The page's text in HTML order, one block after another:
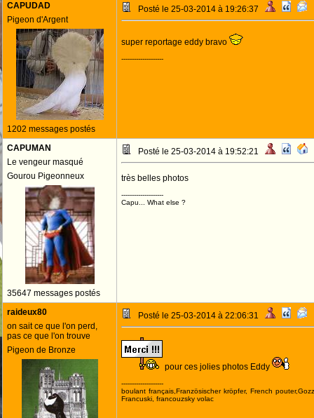
CAPUDAD
Pigeon d'Argent
1202 messages postés
Posté le 25-03-2014 à 19:26:37
super reportage eddy bravo
--------------------
CAPUMAN
Le vengeur masqué
Gourou Pigeonneux
35647 messages postés
Posté le 25-03-2014 à 19:52:21
très belles photos
--------------------
Capu... What else ?
raideux80
on sait ce que l'on perd,
pas ce que l'on trouve
Pigeon de Bronze
Posté le 25-03-2014 à 22:06:31
pour ces jolies photos Eddy
--------------------
boulant français,Französischer kröpfer, French
Francuski, francouzsky volac